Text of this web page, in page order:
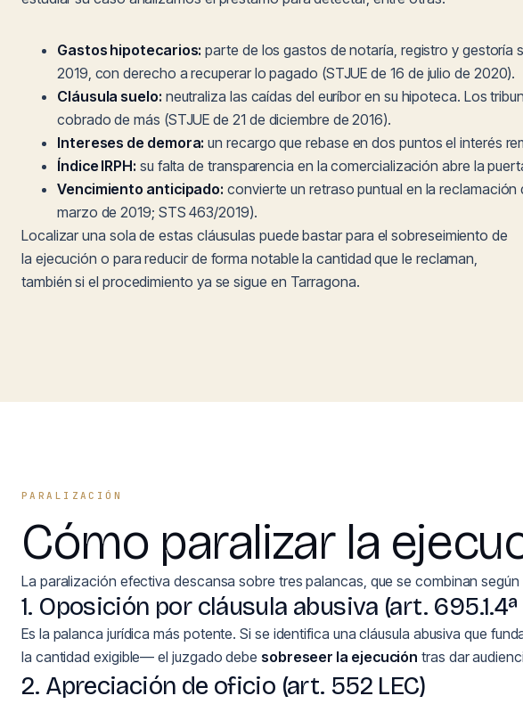
Gastos hipotecarios: parte de los gastos de notaría, registro y gestoría
2019, con derecho a recuperar lo pagado (STJUE de 16 de julio de 2020).
Cláusula suelo: neutraliza las caídas del euríbor en su hipoteca. Los
cobrado de más (STJUE de 21 de diciembre de 2016).
Intereses de demora: un recargo que rebase en dos puntos el interés
Índice IRPH: su falta de transparencia en la comercialización abre la
Vencimiento anticipado: convierte un retraso puntual en la reclamación
marzo de 2019; STS 463/2019).
Localizar una sola de estas cláusulas puede bastar para el sobreseimiento de
la ejecución o para reducir de forma notable la cantidad que le reclaman,
también si el procedimiento ya se sigue en Tarragona.
PARALIZACIÓN
Cómo paralizar la
La paralización efectiva descansa sobre tres palancas, que se combinan
1. Oposición por cláusula abusiva (art. 695.1.4ª
Es la palanca jurídica más potente. Si se identifica una cláusula abusiva que
la cantidad exigible— el juzgado debe sobreseer la ejecución tras dar
2. Apreciación de oficio (art. 552 LEC)